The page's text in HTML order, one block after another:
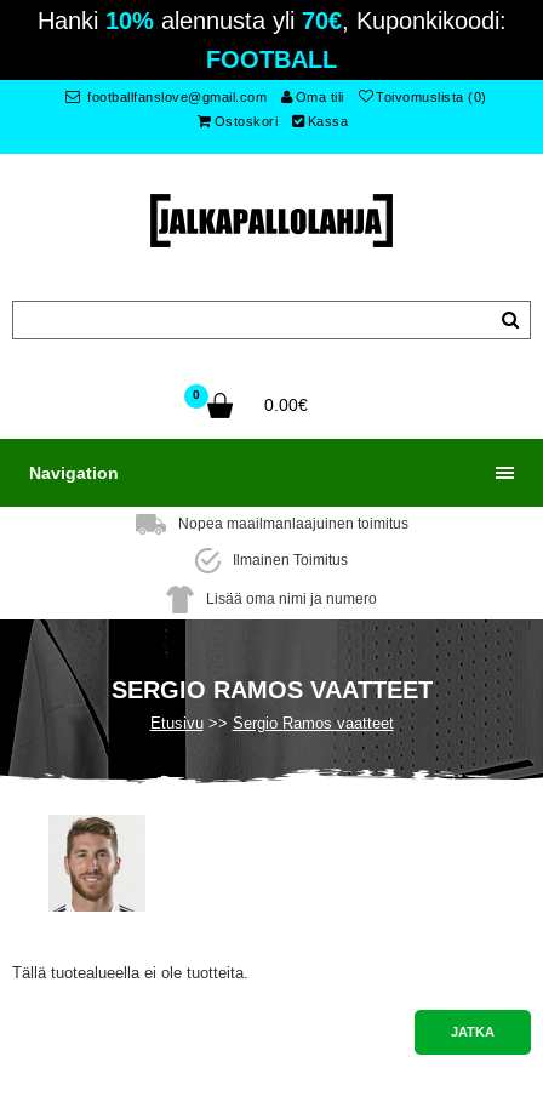
Hanki 10%alennusta yli 70€, Kuponkikoodi:
FOOTBALL
footballfanslove@gmail.com Oma tili
Toivomuslista (0)
Ostoskori
Kassa
0
0.00€
Navigation
Nopea maailmanlaajuinen toimitus
Ilmainen Toimitus
Lisää oma nimi ja numero
SERGIO RAMOS VAATTEET
Etusivu Sergio Ramos vaatteet
Tällä tuotealueella ei ole tuotteita.
JATKA